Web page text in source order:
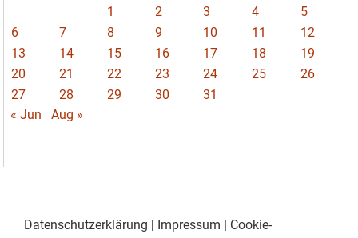
1 2 3 4
5
6
7 8 9 10 11
12
13
14 15 16 17 18
19
20
21 22 23 24 25
26
27
28 29 30
31
« Jun
Aug »
Datenschutzerklärung | Impressum | Cookie-